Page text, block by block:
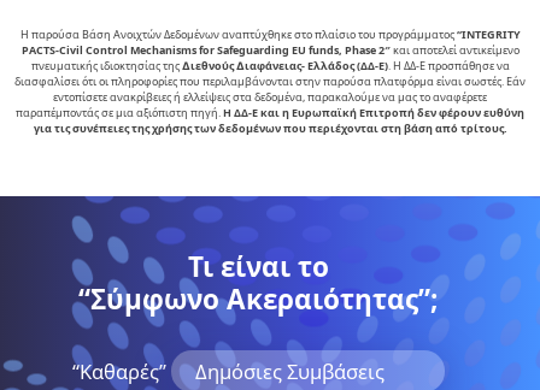
Η παρούσα Βάση Ανοιχτών Δεδομένων αναπτύχθηκε στο πλαίσιο του προγράμματος“INTEGRITY
PACTS-Civil Control Mechanisms for Safeguarding EU funds, Phase 2″και αποτελεί αντικείµενο
πνευµατικής ιδιοκτησίας της∆ιεθνούς ∆ιαφάνειας- Ελλάδος (ΔΔ-Ε). Η ΔΔ-Ε προσπάθησε να
διασφαλίσει ότι οι πληροφορίες που περιλαμβάνονται στην παρούσα πλατφόρμα είναι σωστές. Εάν
εντοπίσετε ανακρίβειες ή ελλείψεις στα δεδομένα, παρακαλούμε να μας το αναφέρετε
παραπέμποντάς σε μια αξιόπιστη πηγή.Η ΔΔ-Ε και η Ευρωπαϊκή Επιτροπή δεν φέρουν ευθύνη
για τις συνέπειες της χρήσης των δεδομένων που περιέχονται στη βάση από τρίτους.
Τι είναι το
“Σύμφωνο Ακεραιότητας”;
“Kαθαρές” Δημόσιες Συμβάσεις